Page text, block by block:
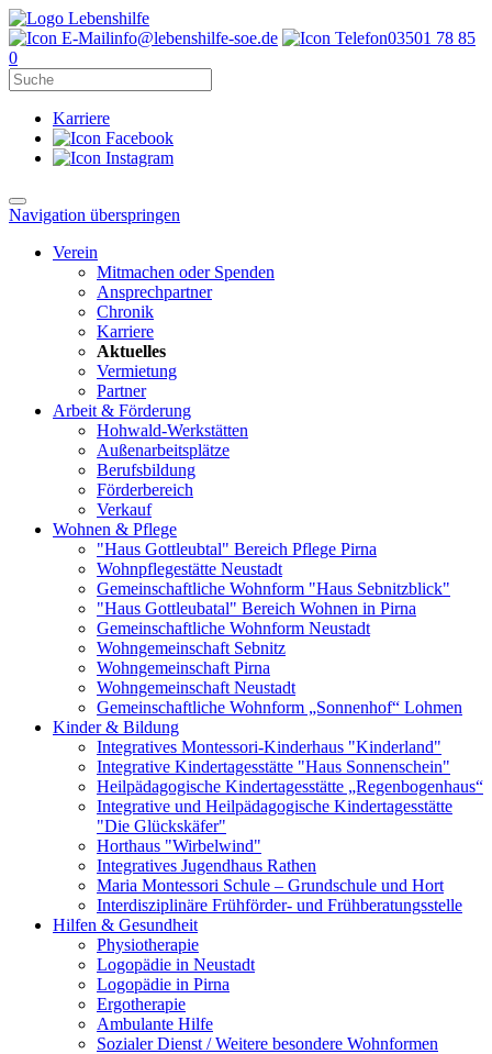
info@lebenshilfe-soe.de
03501 78 85
0
Karriere
Navigation überspringen
Verein
Mitmachen oder Spenden
Ansprechpartner
Chronik
Karriere
Aktuelles
Vermietung
Partner
Arbeit & Förderung
Hohwald-Werkstätten
Außenarbeitsplätze
Berufsbildung
Förderbereich
Verkauf
Wohnen & Pflege
"Haus Gottleubtal" Bereich Pflege Pirna
Wohnpflegestätte Neustadt
Gemeinschaftliche Wohnform "Haus Sebnitzblick"
"Haus Gottleubatal" Bereich Wohnen in Pirna
Gemeinschaftliche Wohnform Neustadt
Wohngemeinschaft Sebnitz
Wohngemeinschaft Pirna
Wohngemeinschaft Neustadt
Gemeinschaftliche Wohnform „Sonnenhof“ Lohmen
Kinder & Bildung
Integratives Montessori-Kinderhaus "Kinderland"
Integrative Kindertagesstätte "Haus Sonnenschein"
Heilpädagogische Kindertagesstätte „Regenbogenhaus“
Integrative und Heilpädagogische Kindertagesstätte
"Die Glückskäfer"
Horthaus "Wirbelwind"
Integratives Jugendhaus Rathen
Maria Montessori Schule – Grundschule und Hort
Interdisziplinäre Frühförder- und Frühberatungsstelle
Hilfen & Gesundheit
Physiotherapie
Logopädie in Neustadt
Logopädie in Pirna
Ergotherapie
Ambulante Hilfe
Sozialer Dienst / Weitere besondere Wohnformen